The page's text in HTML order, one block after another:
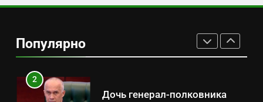
Популярно
данные о складах с военной
продукцией: предприятия
обратились в СК
САНКТ-ПЕТЕРБУРГ И ОБЛАСТЬ
2
Дочь генерал-полковника